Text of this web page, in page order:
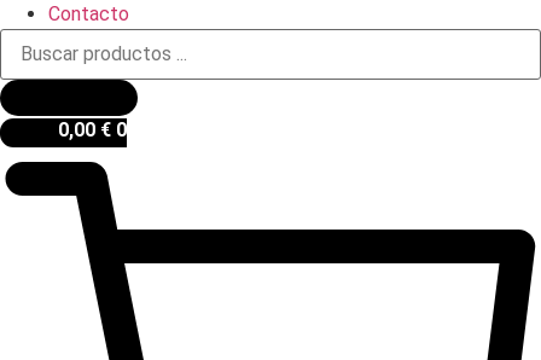
Contacto
Búsqueda
productos
0,00 € 0